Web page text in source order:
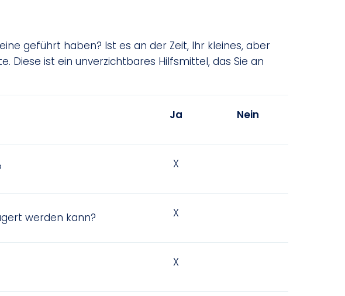
geführt haben? Ist es an der Zeit, Ihr kleines, aber
Diese ist ein unverzichtbares Hilfsmittel, das Sie an
Ja Nein
X
werden kann? X
X